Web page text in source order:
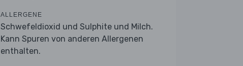
ALLERGENE
Schwefeldioxid und Sulphite und Milch.
Kann Spuren von anderen Allergenen
enthalten.